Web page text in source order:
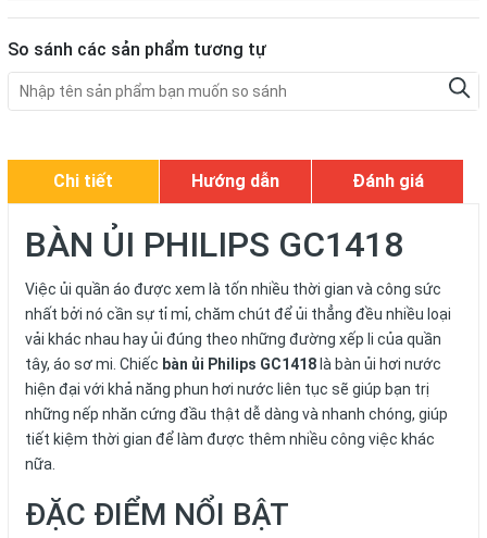
So sánh các sản phẩm tương tự
Chi tiết Hướng dẫn Đánh giá
BÀN ỦI PHILIPS GC1418
Việc ủi quần áo được xem là tốn nhiều thời gian và công sức
nhất bởi nó cần sự tỉ mỉ, chăm chút để ủi thẳng đều nhiều loại
vải khác nhau hay ủi đúng theo những đường xếp li của quần
tây, áo sơ mi. Chiếc bàn ủi Philips GC1418 là bàn ủi hơi nước
hiện đại với khả năng phun hơi nước liên tục sẽ giúp bạn trị
những nếp nhăn cứng đầu thật dễ dàng và nhanh chóng, giúp
tiết kiệm thời gian để làm được thêm nhiều công việc khác
nữa.
ĐẶC ĐIỂM NỔI BẬT